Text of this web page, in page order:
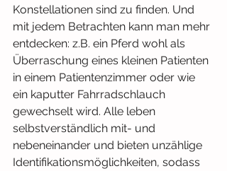
Konstellationen sind zu finden. Und
mit jedem Betrachten kann man mehr
entdecken: z.B. ein Pferd wohl als
Überraschung eines kleinen Patienten
in einem Patientenzimmer oder wie
ein kaputter Fahrradschlauch
gewechselt wird. Alle leben
selbstverständlich mit- und
nebeneinander und bieten unzählige
Identifikationsmöglichkeiten, sodass